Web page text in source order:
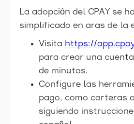
La adopción del CPAY se ha
simplificado en aras de la
Visita https://
para crear una
de minutos.
Configure las
pago, como carteras
siguiendo